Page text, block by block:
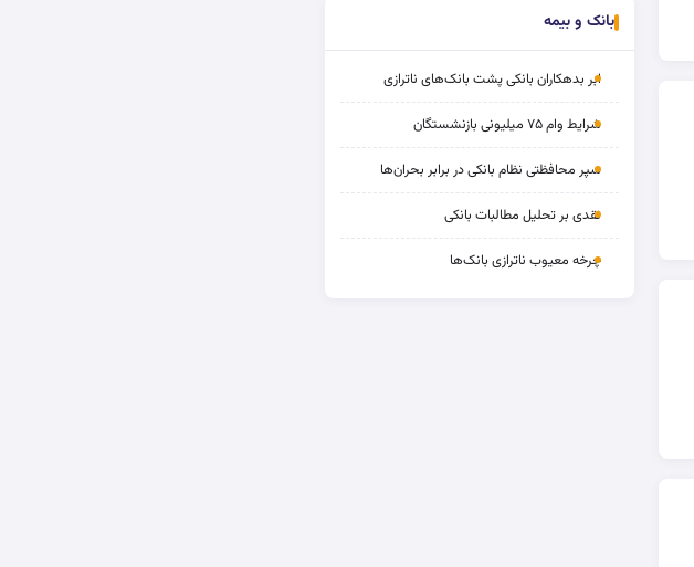
بانک و بیمه
ابر بدهکاران بانکی پشت بانک‌های ناترازی
شرایط وام ۷۵ میلیونی بازنشستگان
سپر محافظتی نظام بانکی در برابر بحران‌ها
نقدی بر تحلیل مطالبات بانکی
چرخه‌ معیوب ناترازی بانک‌ها